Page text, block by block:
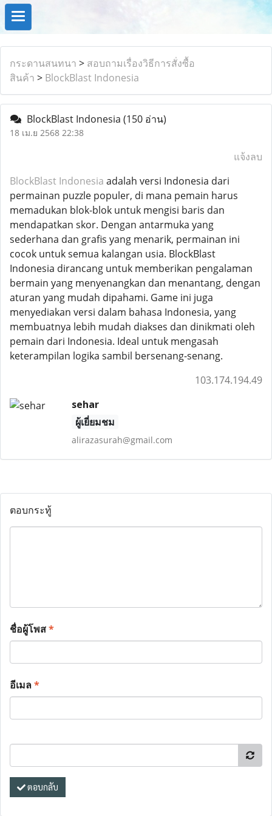
กระดานสนทนา > สอบถามเรื่องวิธีการสั่งซื้อ
สินค้า > BlockBlast Indonesia
BlockBlast Indonesia (150 อ่าน)
18 เม.ย 2568 22:38
แจ้งลบ
BlockBlast Indonesia adalah versi Indonesia dari
permainan puzzle populer, di mana pemain harus
memadukan blok-blok untuk mengisi baris dan
mendapatkan skor. Dengan antarmuka yang
sederhana dan grafis yang menarik, permainan ini
cocok untuk semua kalangan usia. BlockBlast
Indonesia dirancang untuk memberikan pengalaman
bermain yang menyenangkan dan menantang, dengan
aturan yang mudah dipahami. Game ini juga
menyediakan versi dalam bahasa Indonesia, yang
membuatnya lebih mudah diakses dan dinikmati oleh
pemain dari Indonesia. Ideal untuk mengasah
keterampilan logika sambil bersenang-senang.
103.174.194.49
sehar
ผู้เยี่ยมชม
alirazasurah@gmail.com
ตอบกระทู้
ชื่อผู้โพส*
อีเมล*
ตอบกลับ